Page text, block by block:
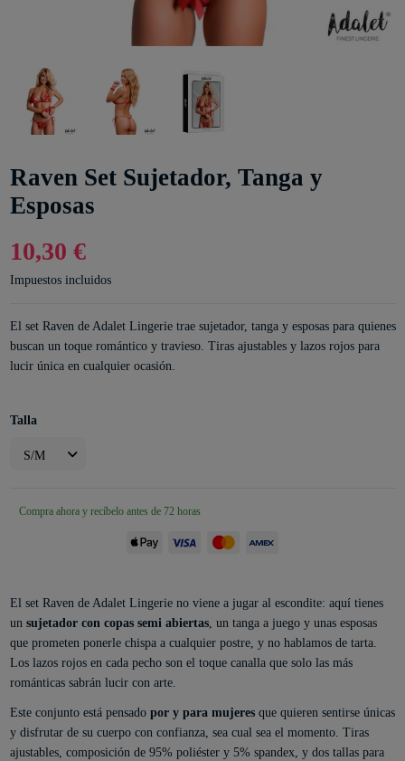
Raven Set Sujetador, Tanga y
Esposas
10,30 €
Impuestos incluidos
El set Raven de Adalet Lingerie trae sujetador, tanga y esposas para quienes
buscan un toque romántico y travieso. Tiras ajustables y lazos rojos para
lucir única en cualquier ocasión.
Talla
Compra ahora y recíbelo antes de 72 horas
El set Raven de Adalet Lingerie no viene a jugar al escondite: aquí tienes
un sujetador con copas semi abiertas, un tanga a juego y unas esposas
que prometen ponerle chispa a cualquier postre, y no hablamos de tarta.
Los lazos rojos en cada pecho son el toque canalla que solo las más
románticas sabrán lucir con arte.
Este conjunto está pensado por y para mujeresque quieren sentirse únicas
y disfrutar de su cuerpo con confianza, sea cual sea el momento. Tiras
ajustables, composición de 95% poliéster y 5% spandex, y dos tallas para